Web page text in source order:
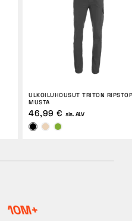
ULKOILUHOUSUT TRITON RIPSTOP
MUSTA
46,99 € sis. ALV